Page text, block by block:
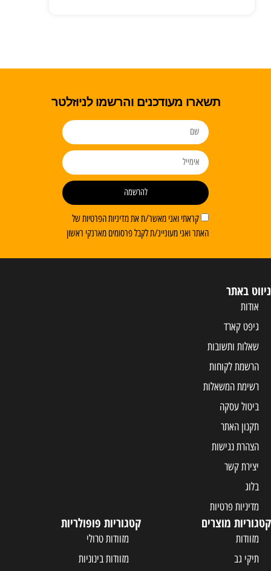
תשארו מעודכנים והרשמו לניוזלטר
קראתי ואני מאשר/ת את מדיניות הפרטיות של
האתר ואני מעוניינ/ת לקבל פרסומים מארנקי ראשון
להרשמה
ניווט באתר
אודות
גיפט קארד
שאלות ותשובות
הרשמת לקוחות
רשימת המשאלות
ביטול עסקה
תקנון האתר
הצהרת נגישות
יצירת קשר
בלוג
מדיניות פרטיות
קטגוריות מוצרים
מזוודות
תיקי גב
קטגוריות פופולריות
מזוודות טרולי
מזוודות בינוניות